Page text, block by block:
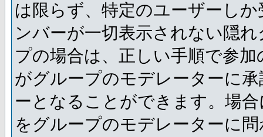
は限らず、特定のユーザーし
ンバーが一切表示されない隠
プの場合は、正しい手順で参
がグループのモデレーターに
ーとなることができます。場
をグループのモデレーターに